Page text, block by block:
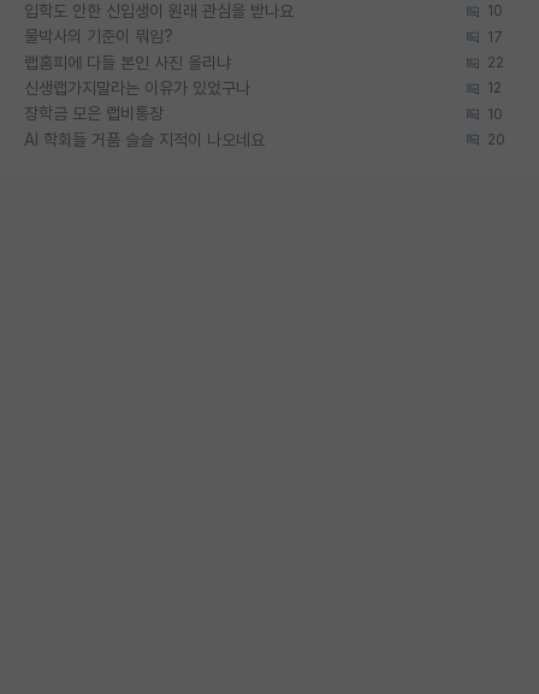
입학도 안한 신입생이 원래 관심을 받나요 10
물박사의 기준이 뭐임? 17
랩홈피에 다들 본인 사진 올리냐 22
신생랩가지말라는 이유가 있었구나 12
장학금 모은 랩비통장 10
AI 학회들 거품 슬슬 지적이 나오네요 20